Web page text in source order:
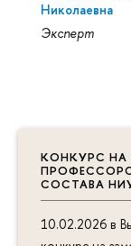
КОНКУРС
СОСТАВА
10.02.2026 в
Николаевна
Эксперт